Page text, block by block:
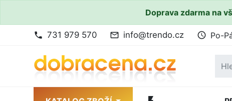
Doprava zdarma na
phone 731 979 570 mail_outline info@trendo.cz access_time Po-